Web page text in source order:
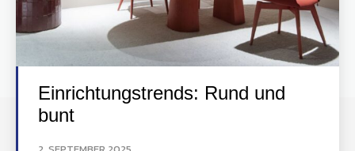
Einrichtungstrends: Rund und
bunt